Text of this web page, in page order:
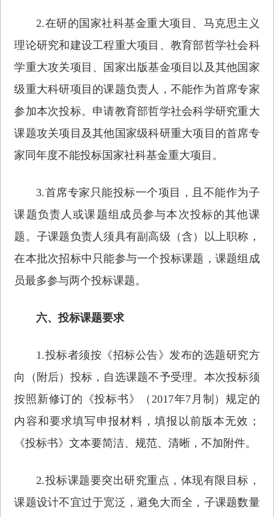
2.在研的国家社科基金重大项目、马克思主义
理论研究和建设工程重大项目、教育部哲学社会科
学重大攻关项目、国家出版基金项目以及其他国家
级重大科研项目的课题负责人，不能作为首席专家
参加本次投标。申请教育部哲学社会科学研究重大
课题攻关项目及其他国家级科研重大项目的首席专
家同年度不能投标国家社科基金重大项目。
3.首席专家只能投标一个项目，且不能作为子
课题负责人或课题组成员参与本次投标的其他课
题。子课题负责人须具有副高级（含）以上职称，
在本批次招标中只能参与一个投标课题，课题组成
员最多参与两个投标课题。
六、投标课题要求
1.投标者须按《招标公告》发布的选题研究方
向（附后）投标，自选课题不予受理。本次投标须
按照新修订的《投标书》（2017年7月制）规定的
内容和要求填写申报材料，填报以前版本无效；
《投标书》文本要简洁、规范、清晰，不加附件。
2.投标课题要突出研究重点，体现有限目标，
课题设计不宜过于宽泛，避免大而全，子课题数量